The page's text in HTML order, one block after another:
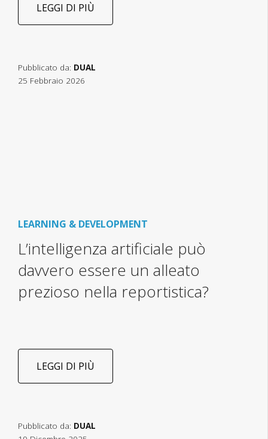
LEGGI DI PIÙ
Pubblicato da: DUAL
25 Febbraio 2026
LEARNING & DEVELOPMENT
L’intelligenza artificiale può
davvero essere un alleato
prezioso nella reportistica?
LEGGI DI PIÙ
Pubblicato da: DUAL